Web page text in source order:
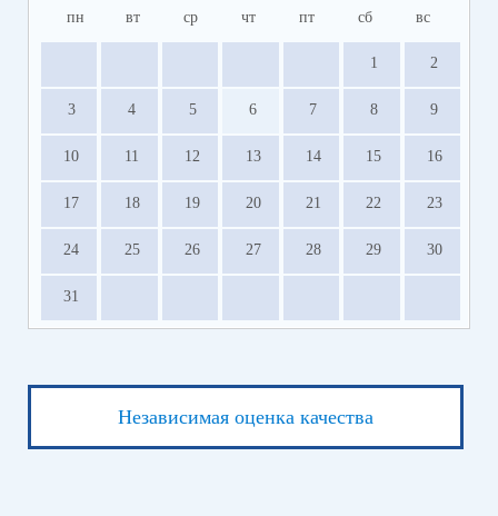
пн вт ср чт пт сб вс
1 2
3 4 5 6 7 8 9
10 11 12 13 14 15 16
17 18 19 20 21 22 23
24 25 26 27 28 29 30
31
Независимая оценка качества